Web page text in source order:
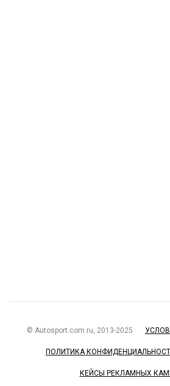
© Autosport.com.ru, 2013-2025
ПОЛИТИКА
КЕЙСЫ РЕКЛАМНЫХ